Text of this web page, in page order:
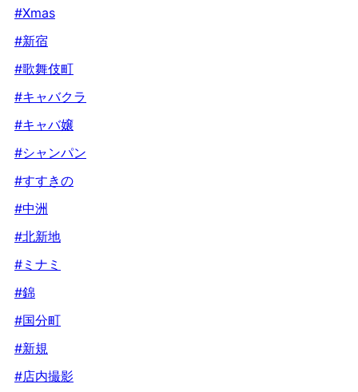
#Xmas
#新宿
#歌舞伎町
#キャバクラ
#キャバ嬢
#シャンパン
#すすきの
#中洲
#北新地
#ミナミ
#錦
#国分町
#新規
#店内撮影